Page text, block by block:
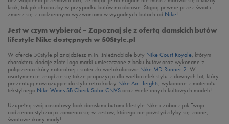
krok, tak jak chociażby w przypadku butów na obcasie. Stąpaj pewnie przez świat i
zmierz się z codziennymi wyzwaniami w wygodnych butach od Nike!
Jest w czym wybierać – Zapoznaj się z ofertą damskich butów
lifestyle Nike dostępnych w 50Style.pl
W ofercie 50style.pl znajdziesz m.in. śnieżnobiałe buty Nike Court Royale, którym
charakteru dodaje złote logo marki umieszczone z boku butów oraz wykonane z
połączenia skóry naturalnej i siateczki wielokolorowe Nike MD Runner 2. W
asortymencie znajdzie się także propozycja dla wielbicielek stylu z dawnych lat, który
prezentują nawiązujące do stylu retro kicksy Nike Air Heights, wykonane z materiału
tekstylnego Nike Wmns SB Check Solar CNVSoraz wiele innych kultowych modeli!
Uzupełnij swój casualowy look damskimi butami lifestyle Nike i zobacz jak Twoja
codzienna stylizacja zamienia się w zestaw, którego nie powstydziłyby się znane,
światowe ikony mody!